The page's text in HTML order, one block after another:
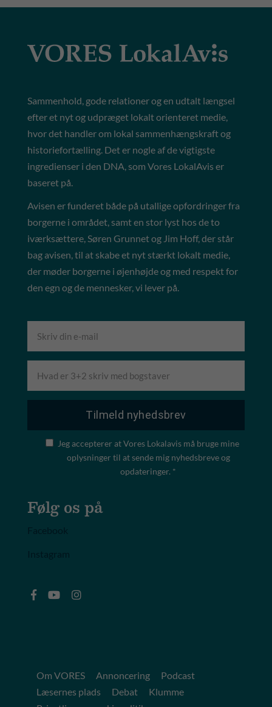
Sammenhold, gode relationer og en udtalt længsel
efter et nyt og udpræget lokalt orienteret medie,
hvor det handler om lokal sammenhængskraft og
historiefortælling. Det er nogle af de vigtigste
ingredienser i den DNA, som Vores LokalAvis er
baseret på.
Avisen er funderet både på utallige opfordringer fra
borgerne i området, samt en stor lyst hos de to
iværksættere, Søren Grunnet og Jim Hoff, der står
bag avisen, til at skabe et nyt stærkt lokalt medie,
der møder borgerne i øjenhøjde og med respekt for
den egn og de mennesker, vi lever på.
Jeg accepterer at Vores Lokalavis må bruge mine
oplysninger til at sende mig nyhedsbreve og
opdateringer. *
Følg os på
Om VORES Annoncering
Podcast
Læsernes plads
Debat
Klumme